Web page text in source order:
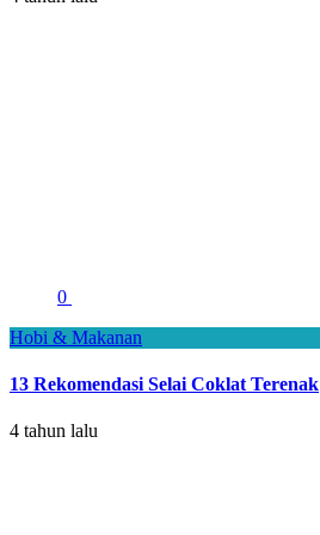
0
Hobi & Makanan
13 Rekomendasi Selai Coklat Terenak
4 tahun lalu